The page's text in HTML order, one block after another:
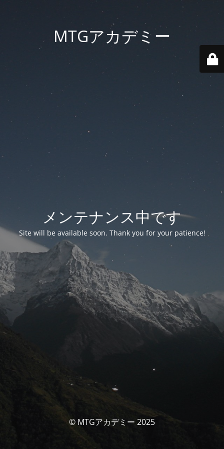
MTGアカデミー
メンテナンス中です
Site will be available soon. Thank you for your patience!
© MTGアカデミー 2025